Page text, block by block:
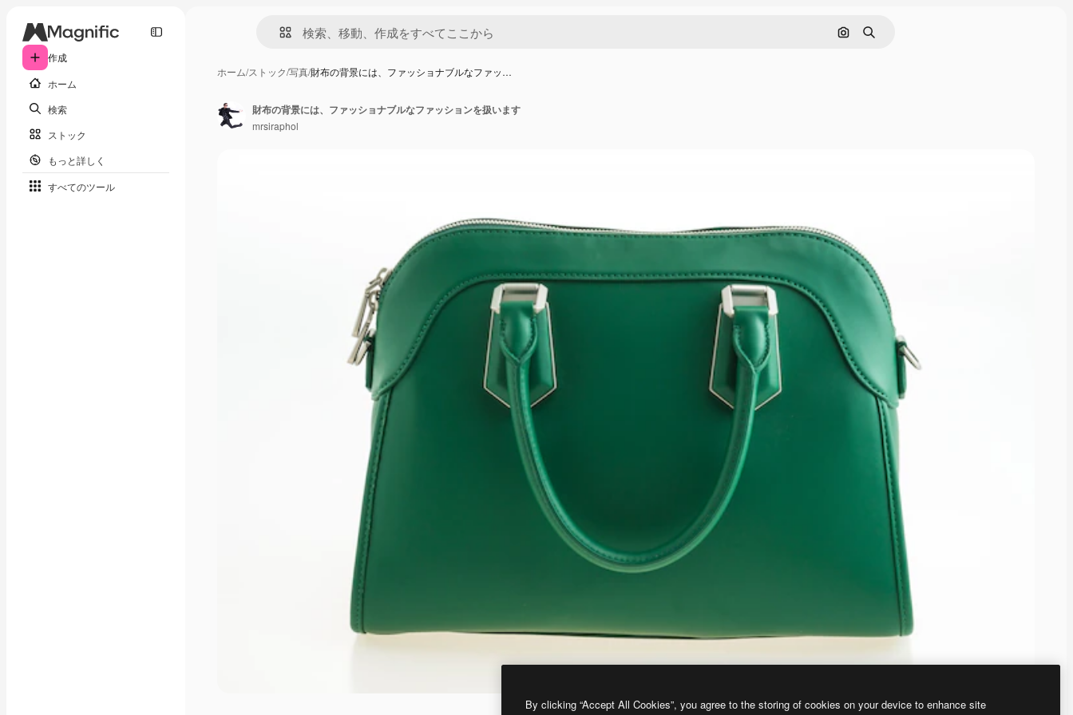
作成
ホーム
検索
ストック
もっと詳しく
すべてのツール
画像で検索
検索
ホーム/ストック/写真/財布の背景には、ファッショナブルなファッ…
財布の背景には、ファッショナブルなファッションを扱います
mrsiraphol
By clicking “Accept All Cookies”, you agree to the storing of cookies on your device to enhance site